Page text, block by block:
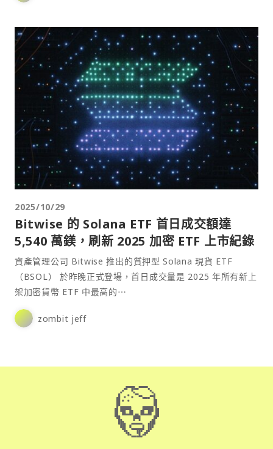
2025/10/29
Bitwise 的 Solana ETF 首日成交額達
5,540 萬鎂，刷新 2025 加密 ETF 上市紀錄
資產管理公司 Bitwise 推出的質押型 Solana 現貨 ETF
（BSOL） 於昨晚正式登場，首日成交量是 2025 年所有新上
架加密貨幣 ETF 中最高的⋯
zombit jeff